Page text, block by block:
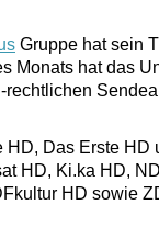
Gruppe hat sein
Monats hat das
Das Erste HD
HD, Ki.ka HD,
HD sowie